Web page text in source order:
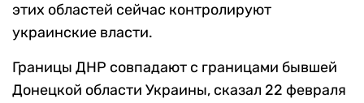
этих областей сейчас контролируют
украинские власти.
Границы ДНР совпадают с границами бывшей
Донецкой области Украины, сказал 22 февраля